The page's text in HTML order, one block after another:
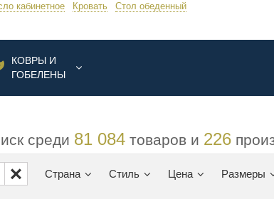
кабинетное Кровать Стол обеденный
КОВРЫ И
ГОБЕЛЕНЫ
среди 81 084товаров и 226
Страна Стиль Цена Размеры